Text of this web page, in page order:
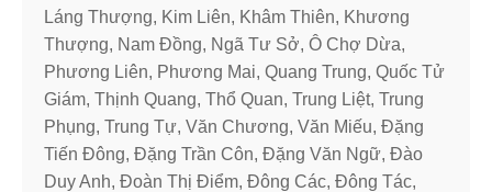
Láng Thượng, Kim Liên, Khâm Thiên, Khương
Thượng, Nam Đồng, Ngã Tư Sở, Ô Chợ Dừa,
Phương Liên, Phương Mai, Quang Trung, Quốc Tử
Giám, Thịnh Quang, Thổ Quan, Trung Liệt, Trung
Phụng, Trung Tự, Văn Chương, Văn Miếu, Đặng
Tiến Đông, Đặng Trần Côn, Đặng Văn Ngữ, Đào
Duy Anh, Đoàn Thị Điểm, Đông Các, Đông Tác,